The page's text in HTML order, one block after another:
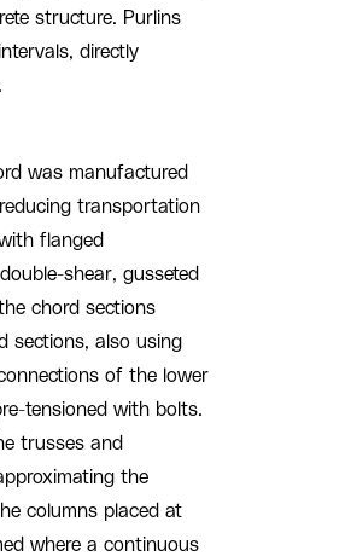
structure. Purlins
directly
was manufactured
transportation
flanged
shear, gusseted
chord sections
sections, also using
of the lower
tensioned with bolts.
trusses and
the
columns placed at
where a continuous